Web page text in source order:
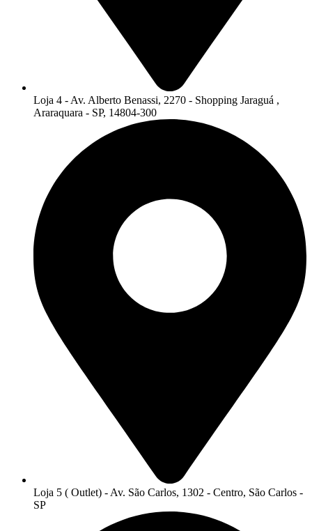
Loja 4 - Av. Alberto Benassi, 2270 - Shopping Jaraguá ,
Araraquara - SP, 14804-300
Loja 5 ( Outlet) - Av. São Carlos, 1302 - Centro, São Carlos -
SP